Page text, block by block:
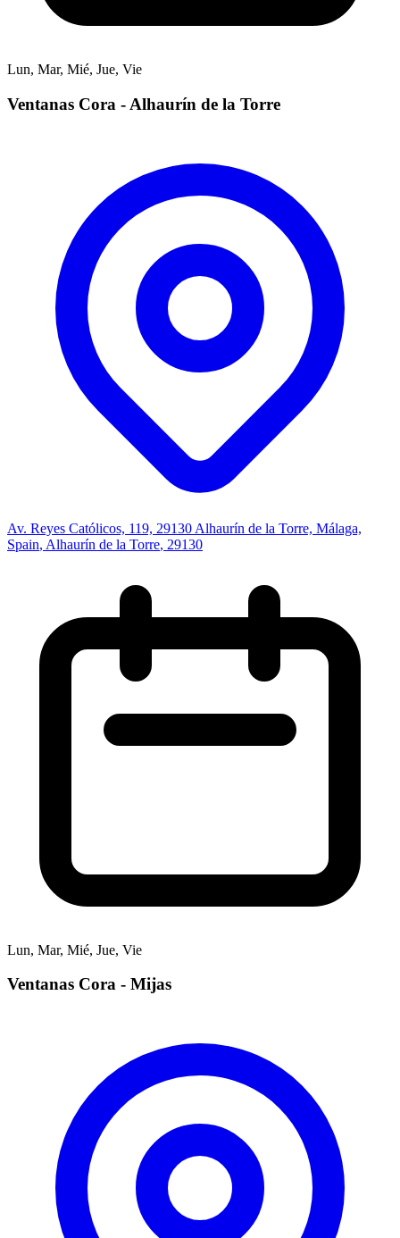
Lun, Mar, Mié, Jue, Vie
Ventanas Cora - Alhaurín de la Torre
Av. Reyes Católicos, 119, 29130 Alhaurín de la Torre, Málaga,
Spain, Alhaurín de la Torre, 29130
Lun, Mar, Mié, Jue, Vie
Ventanas Cora - Mijas